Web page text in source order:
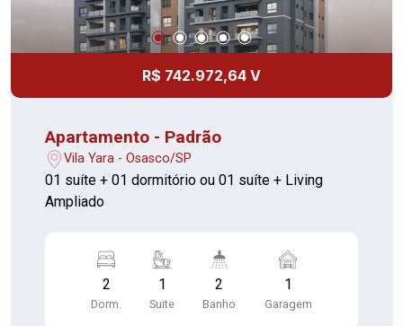
R$ 742.972,64 V
Apartamento - Padrão
Vila Yara - Osasco/SP
01 suíte + 01 dormitório ou 01 suíte + Living
Ampliado
2
Dorm.
1
Suite
2
Banho
1
Garagem